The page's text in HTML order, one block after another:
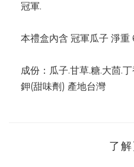
冠軍.
本禮盒內含 冠軍瓜子 淨
成份：瓜子.甘草.糖.大茴.
鉀(甜味劑) 產地台灣
了